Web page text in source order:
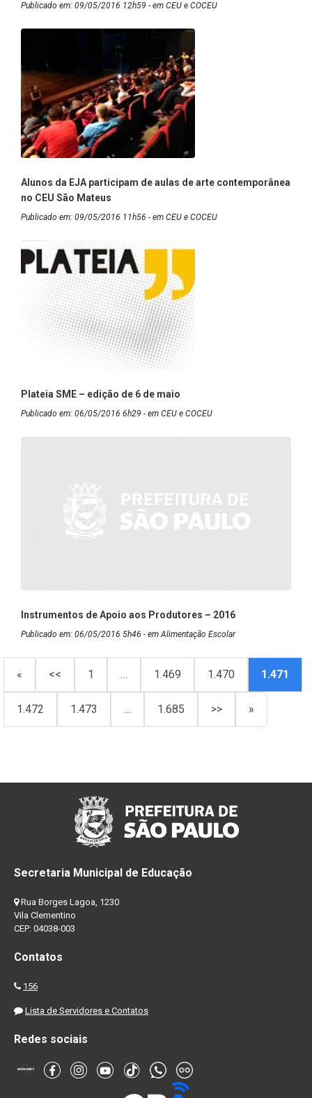
Publicado em: 09/05/2016 12h59 - em CEU e COCEU
Alunos da EJA participam de aulas de arte contemporânea
no CEU São Mateus
Publicado em: 09/05/2016 11h56 - em CEU e COCEU
Plateia SME – edição de 6 de maio
Publicado em: 06/05/2016 6h29 - em CEU e COCEU
Instrumentos de Apoio aos Produtores – 2016
Publicado em: 06/05/2016 5h46 - em Alimentação Escolar
« << 1 … 1.469 1.470 1.471
1.472 1.473 … 1.685 >> »
Secretaria Municipal de Educação
Rua Borges Lagoa, 1230
Vila Clementino
CEP: 04038-003
Contatos
156
Lista de Servidores e Contatos
Redes sociais